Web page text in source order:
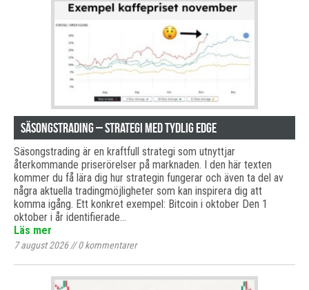
Säsongstrading – Strategi med tydlig edge
Säsongstrading är en kraftfull strategi som utnyttjar
återkommande priserörelser på marknaden. I den här texten
kommer du få lära dig hur strategin fungerar och även ta del av
några aktuella tradingmöjligheter som kan inspirera dig att
komma igång. Ett konkret exempel: Bitcoin i oktober Den 1
oktober i år identifierade…
Läs mer
7 august 2026//0kommentarer